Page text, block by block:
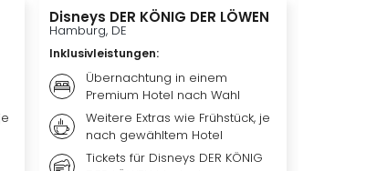
Disneys DER KÖNIG DER LÖWEN
Hamburg, DE
Inklusivleistungen:
Übernachtung in einem
Premium Hotel nach Wahl
Weitere Extras wie Frühstück, je
nach gewähltem Hotel
Tickets für Disneys DER KÖNIG